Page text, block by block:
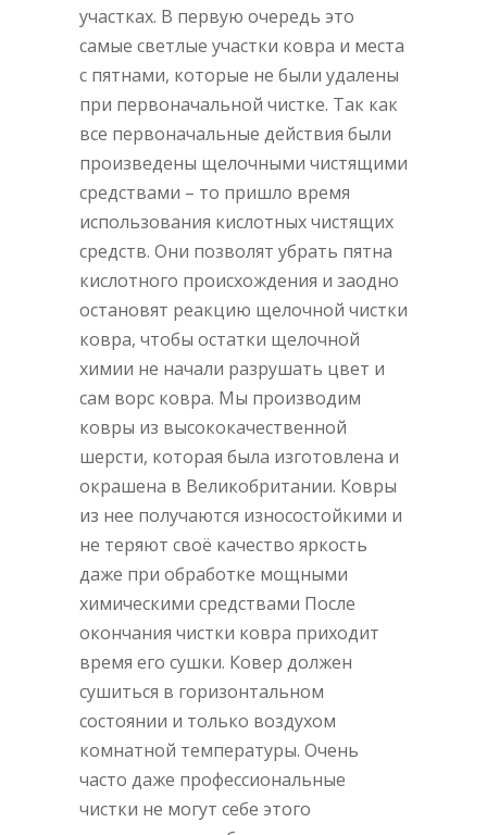
участках. В первую очередь это
самые светлые участки ковра и места
с пятнами, которые не были удалены
при первоначальной чистке. Так как
все первоначальные действия были
произведены щелочными чистящими
средствами – то пришло время
использования кислотных чистящих
средств. Они позволят убрать пятна
кислотного происхождения и заодно
остановят реакцию щелочной чистки
ковра, чтобы остатки щелочной
химии не начали разрушать цвет и
сам ворс ковра. Мы производим
ковры из высококачественной
шерсти, которая была изготовлена и
окрашена в Великобритании. Ковры
из нее получаются износостойкими и
не теряют своё качество яркость
даже при обработке мощными
химическими средствами После
окончания чистки ковра приходит
время его сушки. Ковер должен
сушиться в горизонтальном
состоянии и только воздухом
комнатной температуры. Очень
часто даже профессиональные
чистки не могут себе этого